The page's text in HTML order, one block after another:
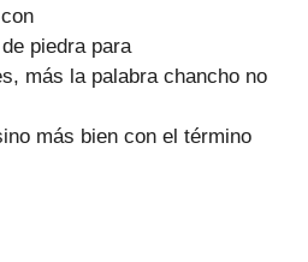
piedra para
más la palabra chancho no
más bien con el término